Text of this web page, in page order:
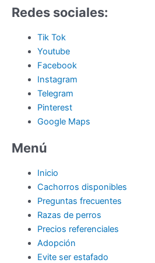
Redes sociales:
Tik Tok
Youtube
Facebook
Instagram
Telegram
Pinterest
Google Maps
Menú
Inicio
Cachorros disponibles
Preguntas frecuentes
Razas de perros
Precios referenciales
Adopción
Evite ser estafado